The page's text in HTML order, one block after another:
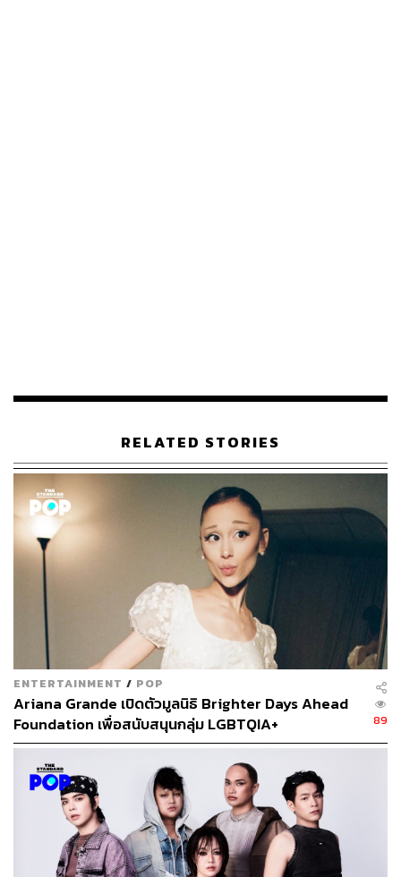
พนักงานรัฐวิสาหกิจ แฟนของหนิงต้องรักษาพยาบาล สิ่งที่
เกิดขึ้นคือหนิงเดินทางไปที่โรงพยาบาลเอกชน ไม่สามารถ
เซ็นเอกสารรักษาพยาบาลได้ จากนั้นไม่ถึง 10 วันแฟนของ
หนิงเสียชีวิต
หนิงได้พูดคุยและตั้งคำถามว่า ทำไมวันนั้นถึงเซ็นเอกสารไม่
ได้ ถ้าเซ็นเอกสารได้แฟนเขาจะรอดใช่ไหม สิ่งนั้นทำให้เรา
รู้สึกว่าเราไม่สามารถจะหยุดการเดินทางของการทำงาน
เรื่องที่ขับเคลื่อนเรื่องนี้ได้
ด้าน ณชเล บุญญาภิสมภาร ตัวแทนประชาชน ได้อ่านหลัก
การและเหตุผลของ พ.ร.บ.สมรสเท่าเทียม ฉบับประชาชน ต่อ
ที่ประชุม โดยระบุว่า
ประมวลกฎหมายแพ่งและพาณิชย์กำหนดให้บุคคลเพศชาย
และเพศหญิงตามเพศกำเนิดเท่านั้นที่จะจดทะเบียนสมรสเป็น
คู่สมรสตามกฎหมาย ทำให้บุคคลที่มีรสนิยมทางเพศต่างออก
ไป ไม่ว่าจะเป็นบุคคลที่รักเพศเดียวกัน บุคคลข้ามเพศ บุคคล
ที่รักทั้งสองเพศ หรือบุคคลเพศหลากหลาย ไม่สามารถจด
ทะเบียนสมรสและเป็นคู่สมรสกันได้ตามกฎหมาย
RELATED STORIES
ENTERTAINMENT / POP
Ariana Grande เปิดตัวมูลนิธิ Brighter Days Ahead
Foundation เพื่อสนับสนุนกลุ่ม LGBTQIA+
89